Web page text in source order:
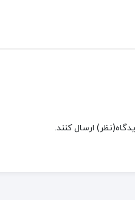
ارسال کنند.